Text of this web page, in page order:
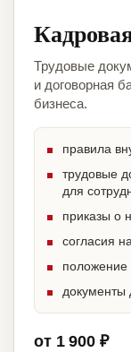
Трудовые
и договорная
бизнеса.
правила
трудовые
для
приказы о
согласия
положение
документы
от 1 900 ₽